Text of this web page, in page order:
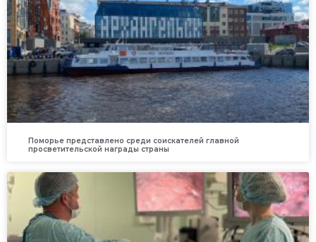
Поморье представлено среди соискателей главной
просветительской награды страны